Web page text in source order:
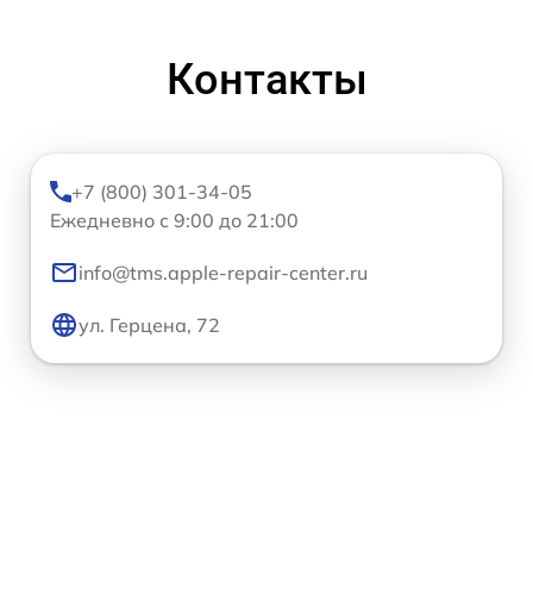
Контакты
+7 (800) 301-34-05
Ежедневно с 9:00 до 21:00
info@tms.apple-repair-center.ru
ул. Герцена, 72